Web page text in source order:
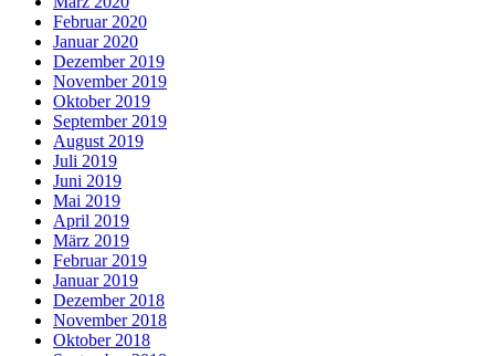
Februar 2020
Januar 2020
Dezember 2019
November 2019
Oktober 2019
September 2019
August 2019
Juli 2019
Juni 2019
Mai 2019
April 2019
März 2019
Februar 2019
Januar 2019
Dezember 2018
November 2018
Oktober 2018